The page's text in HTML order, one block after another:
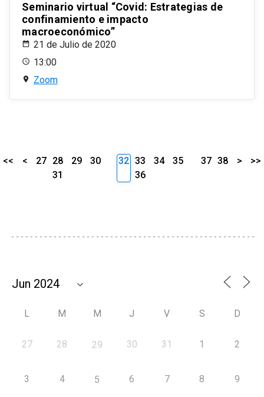
Seminario virtual “Covid: Estrategias de
confinamiento e impacto
macroeconómico”
21 de Julio de 2020
13:00
Zoom
<< < 27 28 29
30
31
32 33 34
35
36
37 38 > >>
L M M J V S D
27 28 29 30 31 1 2
3 4 5 6 7 8 9